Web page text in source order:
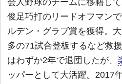
会人野球のチームに移籍し
俊足巧打のリードオフマン
ルデン・グラブ賞を獲得。
多の71試合登板するなど救
はわずか2年で退団したが、
ッパーとして大活躍。2017